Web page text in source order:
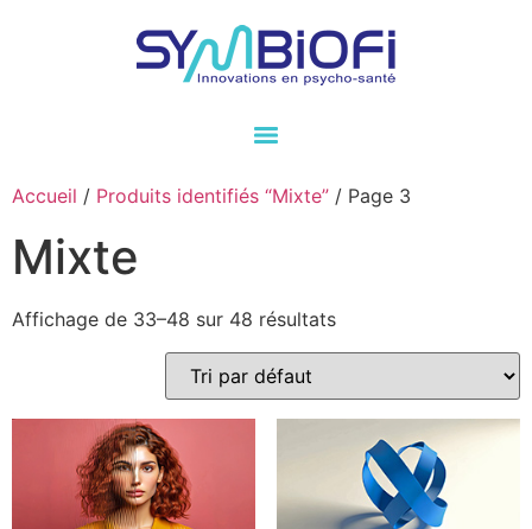
Accueil / Produits identifiés “Mixte” / Page 3
Mixte
Affichage de 33–48 sur 48 résultats